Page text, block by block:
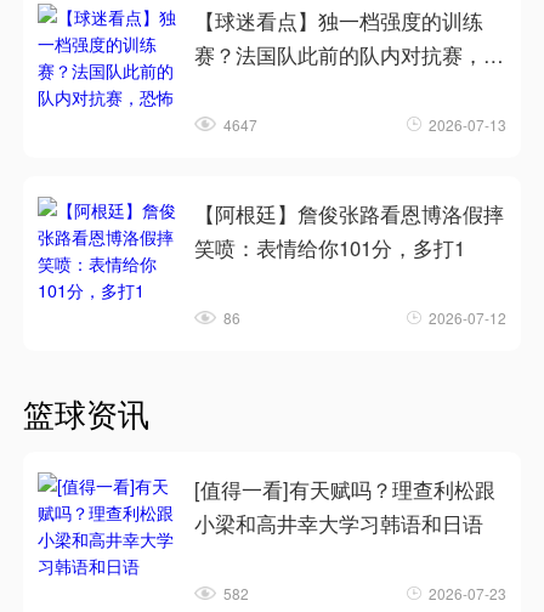
【球迷看点】独一档强度的训练
赛？法国队此前的队内对抗赛，恐
4647 2026-07-13
【阿根廷】詹俊张路看恩博洛假摔
笑喷：表情给你101分，多打1
86 2026-07-12
篮球资讯
[值得一看]有天赋吗？理查利松跟
小梁和高井幸大学习韩语和日语
582 2026-07-23